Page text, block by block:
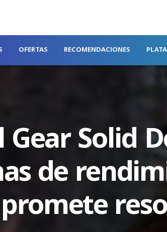
OFERTAS RECOMENDACIONES
Solid
de
promete